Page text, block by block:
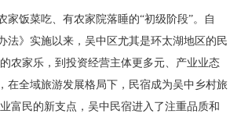
家饭菜吃、有农家院落睡的“初级阶段”。自
法》实施以来，吴中区尤其是环太湖地区的民
农家乐，到投资经营主体更多元、产业业态
在全域旅游发展格局下，民宿成为吴中乡村旅
富民的新支点，吴中民宿进入了注重品质和